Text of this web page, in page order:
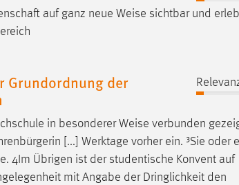
auf ganz neue Weise sichtbar und
Grundordnung der
in besondererWeise verbunden
[...] Werktage vorher ein. ³Sie oder
. 4Im Übrigen ist der studentische Konvent auf
mit Angabe der Dringlichkeit den